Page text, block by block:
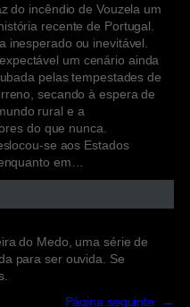
do incêndio de Vouzela um
recente de Portugal.
inesperado ou inevitável.
um cenário ainda
pelas tempestades de
secando à espera de
rural e a
do que nunca.
se aos Estados
em…
do Medo, uma série de
para ser ouvida. Se
Página seguinte →